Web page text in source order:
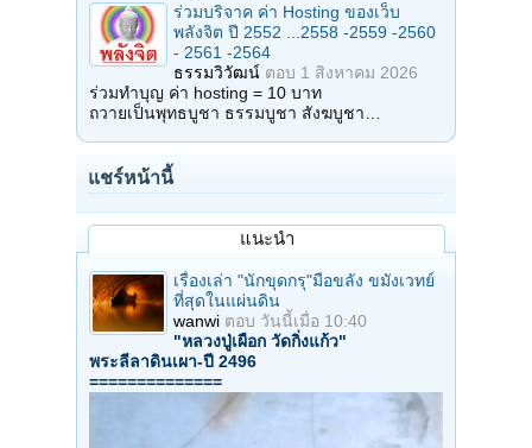
ร่วมบริจาค ค่า Hosting ของเว็บ
พลังจิต ปี 2552 ...2558 -2559 -2560
- 2561 -2564
ธรรมวิวัฒน์ ตอบ 1 สิงหาคม 2026
ร่วมทำบุญ ค่า hosting = 10 บาท
ถวายเป็นพุทธบูชา ธรรมบูชา สังฆบูชา…
แชร์หน้านี้
แนะนำ
เรื่องเล่า "นักขุดกรุ"มือขลัง ขมังเวทย์
ที่สุดในแผ่นดิน
wanwi ตอบ วันนี้เมื่อ 10:40
"หลวงปู่เผือก วัดกิ่งแก้ว"
พระลีลาดินเผา-ปี 2496
==============